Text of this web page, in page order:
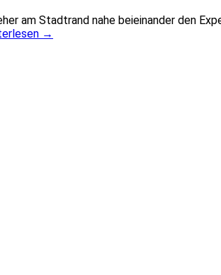
am Stadtrand nahe beieinander den
→